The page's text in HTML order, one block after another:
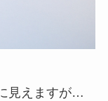
見えますが…